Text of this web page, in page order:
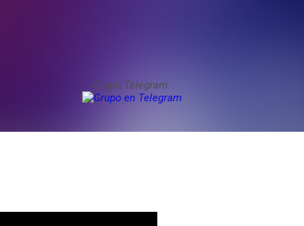
Grupo Telegram: